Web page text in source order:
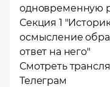
одновременную
Секция 1
осмысление
ответ на него"
Смотреть
Телеграм